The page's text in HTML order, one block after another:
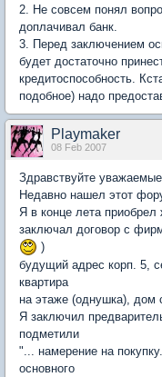
2. Не совсем понял
доплачивал банк.
3. Перед заключением
будет достаточно
кредитоспособность.
подобное) надо
Playmaker
08 Feb 2007
Здравствуйте
Недавно нашел этот
Я в конце лета
заключал договор с
)
будущий адрес корп. 5,
квартира
на этаже (однушка), дом
Я заключил
подметили
"... намерение на
основного